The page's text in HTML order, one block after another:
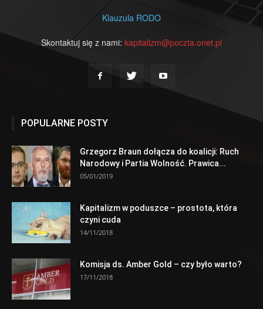
Klauzula RODO
Skontaktuj się z nami: kapitalizm@poczta.onet.pl
POPULARNE POSTY
Grzegorz Braun dołącza do koalicji: Ruch
Narodowy i Partia Wolność. Prawica...
05/01/2019
Kapitalizm w poduszce – prostota, która
czyni cuda
14/11/2018
Komisja ds. Amber Gold – czy było warto?
17/11/2018